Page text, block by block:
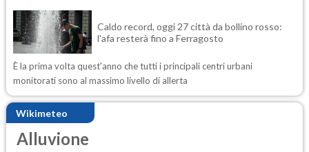
Caldo record, oggi 27 città da bollino rosso:
l'afa resterà fino a Ferragosto
È la prima volta quest'anno che tutti i principali centri urbani
monitorati sono al massimo livello di allerta
Wikimeteo
Alluvione